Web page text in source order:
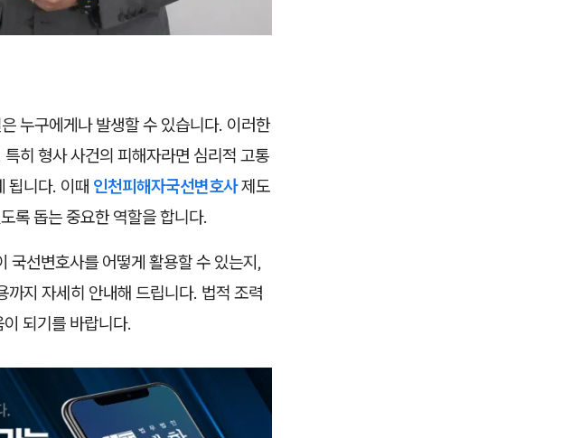
누구에게나 발생할 수 있습니다. 이러한
히 형사 사건의 피해자라면 심리적 고통
됩니다. 이때 인천피해자국선변호사제도
록 돕는 중요한 역할을 합니다.
선변호사를 어떻게 활용할 수 있는지,
지 자세히 안내해 드립니다. 법적 조력
되기를 바랍니다.